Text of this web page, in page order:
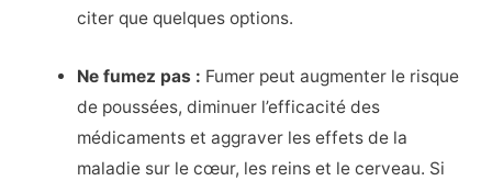
citer que quelques options.
Ne fumez pas : Fumer peut augmenter le risque
de poussées, diminuer l’efficacité des
médicaments et aggraver les effets de la
maladie sur le cœur, les reins et le cerveau. Si